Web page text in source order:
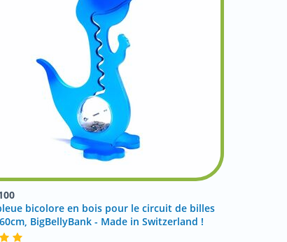
bicolore en bois pour le circuit de billes
BigBellyBank - Made in Switzerland !